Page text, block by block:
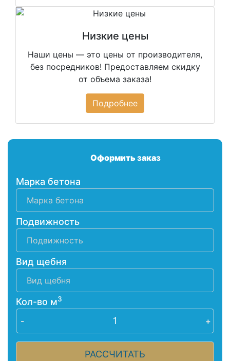
Низкие цены
Наши цены — это цены от производителя,
без посредников! Предоставляем скидку
от объема заказа!
Подробнее
Оформить заказ
Марка бетона
Подвижность
Вид щебня
Кол-во м3
- +